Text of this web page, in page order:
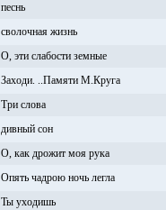
песнь
сволочная жизнь
О, эти слабости земные
Заходи. ..Памяти М.Круга
Три слова
дивный сон
О, как дрожит моя рука
Опять чадрою ночь легла
Ты уходишь